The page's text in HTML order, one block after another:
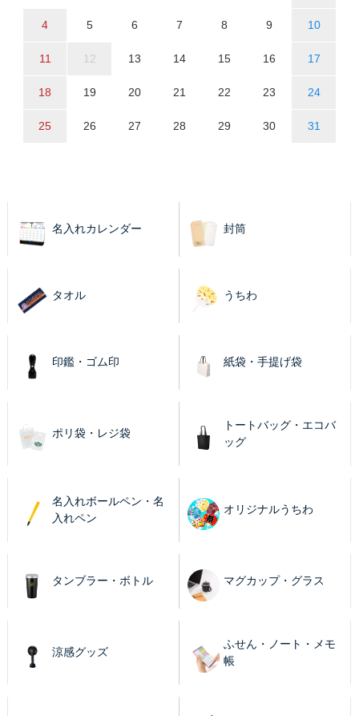
4 5 6 7 8 9 10
11 12 13 14 15 16 17
18 19 20 21 22 23 24
25 26 27 28 29 30 31
名入れカレンダー 封筒
タオル うちわ
印鑑・ゴム印 紙袋・手提げ袋
ポリ袋・レジ袋
トートバッグ・エコバ
ッグ
名入れボールペン・名
入れペン
オリジナルうちわ
タンブラー・ボトル マグカップ・グラス
涼感グッズ
ふせん・ノート・メモ
帳